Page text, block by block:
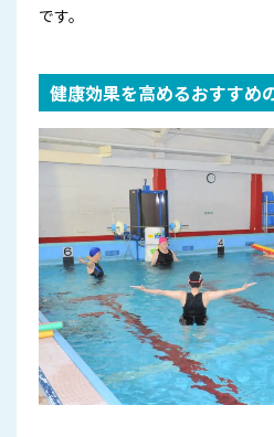
です。
健康効果を高めるおすすめ